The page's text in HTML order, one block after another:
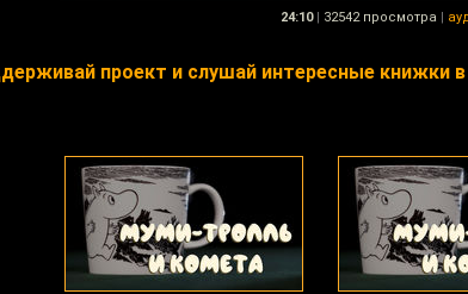
24:10 | 32542 просмотра |
проект и слушай интересные книжки в